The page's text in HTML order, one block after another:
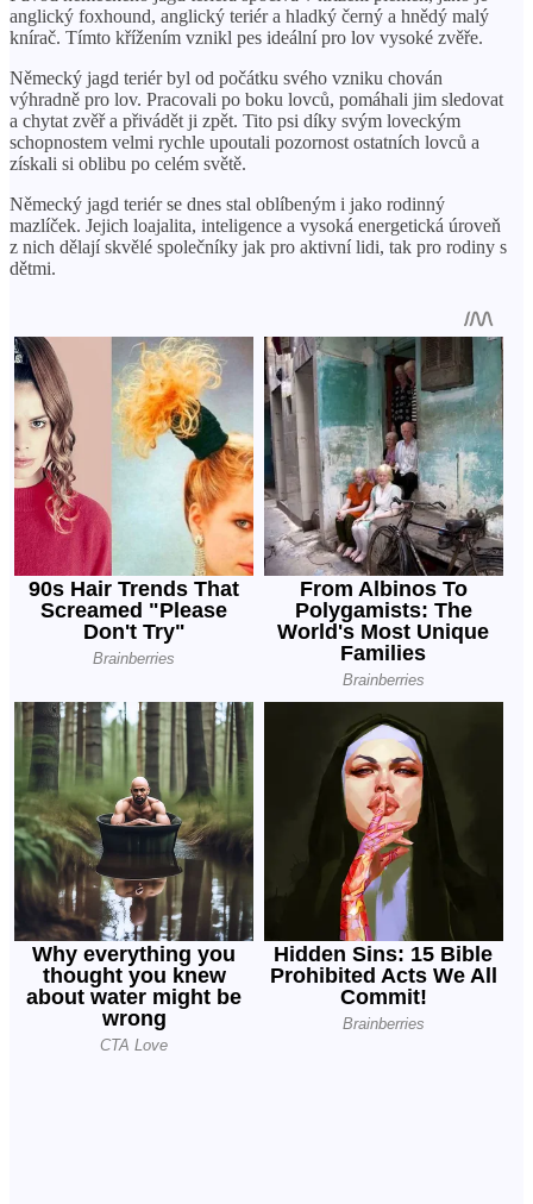
anglický foxhound, anglický teriér a hladký černý a hnědý malý
knírač. Tímto křížením vznikl pes ideální pro lov vysoké zvěře.
Německý jagd teriér byl od počátku svého vzniku chován
výhradně pro lov. Pracovali po boku lovců, pomáhali jim sledovat
a chytat zvěř a přivádět ji zpět. Tito psi díky svým loveckým
schopnostem velmi rychle upoutali pozornost ostatních lovců a
získali si oblibu po celém světě.
Německý jagd teriér se dnes stal oblíbeným i jako rodinný
mazlíček. Jejich loajalita, inteligence a vysoká energetická úroveň
z nich dělají skvělé společníky jak pro aktivní lidi, tak pro rodiny s
dětmi.